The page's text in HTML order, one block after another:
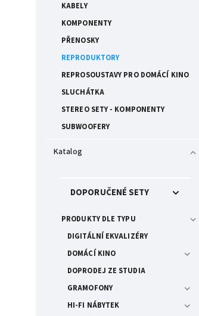
KABELY
KOMPONENTY
PŘENOSKY
REPRODUKTORY
REPROSOUSTAVY PRO DOMÁCÍ KINO
SLUCHÁTKA
STEREO SETY - KOMPONENTY
SUBWOOFERY
Katalog
DOPORUČENÉ SETY
PRODUKTY DLE TYPU
DIGITÁLNÍ EKVALIZÉRY
DOMÁCÍ KINO
DOPRODEJ ZE STUDIA
GRAMOFONY
HI-FI NÁBYTEK